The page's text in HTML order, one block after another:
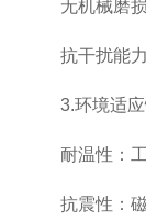
无机械磨损
抗干扰能力
3.环境适应
耐温性：工
抗震性：磁